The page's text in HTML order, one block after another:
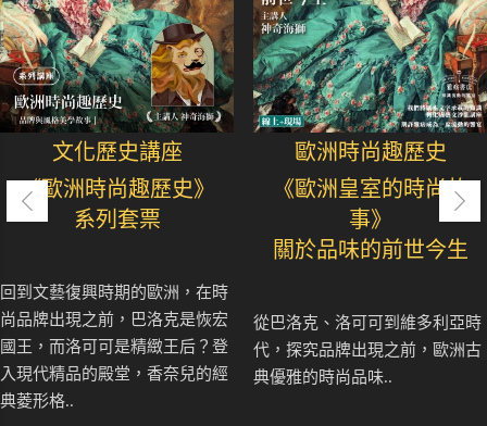
文化歷史講座
《歐洲時尚趣歷史》
系列套票
回到文藝復興時期的歐洲，在時
尚品牌出現之前，巴洛克是恢宏
國王，而洛可可是精緻王后？登
入現代精品的殿堂，香奈兒的經
典菱形格..
歐洲時尚趣歷史
《歐洲皇室的時尚故
事》
關於品味的前世今生
從巴洛克、洛可可到維多利亞時
代，探究品牌出現之前，歐洲古
典優雅的時尚品味..